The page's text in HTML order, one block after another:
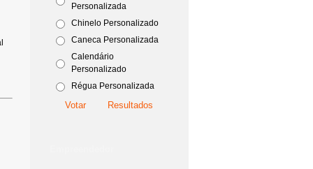
Personalizada
Chinelo Personalizado
Caneca Personalizada
Calendário
Personalizado
Régua Personalizada